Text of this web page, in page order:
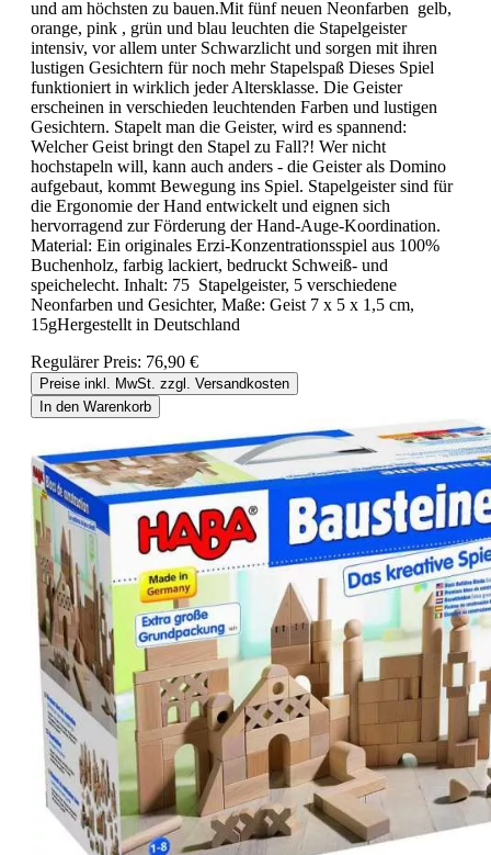
und am höchsten zu bauen.Mit fünf neuen Neonfarben gelb,
orange, pink , grün und blau leuchten die Stapelgeister
intensiv, vor allem unter Schwarzlicht und sorgen mit ihren
lustigen Gesichtern für noch mehr Stapelspaß Dieses Spiel
funktioniert in wirklich jeder Altersklasse. Die Geister
erscheinen in verschieden leuchtenden Farben und lustigen
Gesichtern. Stapelt man die Geister, wird es spannend:
Welcher Geist bringt den Stapel zu Fall?! Wer nicht
hochstapeln will, kann auch anders - die Geister als Domino
aufgebaut, kommt Bewegung ins Spiel. Stapelgeister sind für
die Ergonomie der Hand entwickelt und eignen sich
hervorragend zur Förderung der Hand-Auge-Koordination.
Material: Ein originales Erzi-Konzentrationsspiel aus 100%
Buchenholz, farbig lackiert, bedruckt Schweiß- und
speichelecht. Inhalt: 75 Stapelgeister, 5 verschiedene
Neonfarben und Gesichter, Maße: Geist 7 x 5 x 1,5 cm,
15gHergestellt in Deutschland
Regulärer Preis: 76,90 €
Preise inkl. MwSt. zzgl. Versandkosten
In den Warenkorb